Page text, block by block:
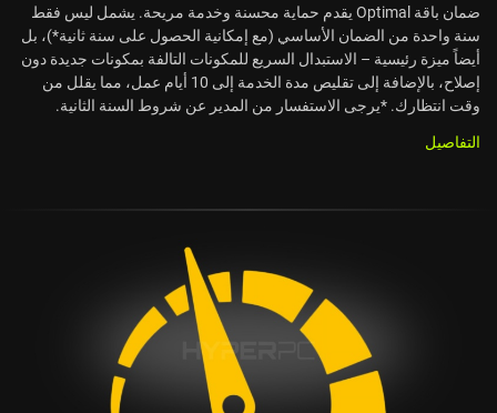
ضمان باقة Optimal يقدم حماية محسنة وخدمة مريحة. يشمل ليس فقط
سنة واحدة من الضمان الأساسي (مع إمكانية الحصول على سنة ثانية*)، بل
أيضاً ميزة رئيسية – الاستبدال السريع للمكونات التالفة بمكونات جديدة دون
إصلاح، بالإضافة إلى تقليص مدة الخدمة إلى 10 أيام عمل، مما يقلل من
وقت انتظارك. *يرجى الاستفسار من المدير عن شروط السنة الثانية.
التفاصيل